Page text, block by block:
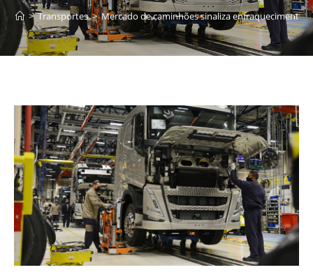
> Transportes > Mercado de caminhões sinaliza enfraquecimento